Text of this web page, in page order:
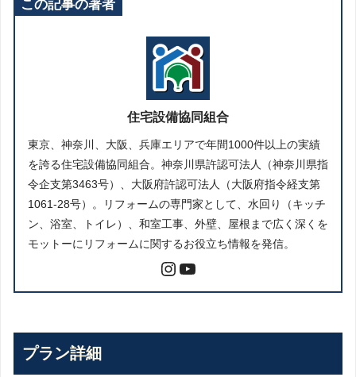
この記事の著者
住宅設備協同組合
東京、神奈川、大阪、兵庫エリアで年間1000件以上の実績
を誇る住宅設備協同組合。神奈川県許認可法人（神奈川県指
令企支第3463号）、大阪府許認可法人（大阪府指令経支第
1061-28号）。リフォームの専門家として、水回り（キッチ
ン、浴室、トイレ）、和室工事、外壁、屋根まで広く深くを
モットーにリフォームに関するお役立ち情報を発信。
プラン詳細